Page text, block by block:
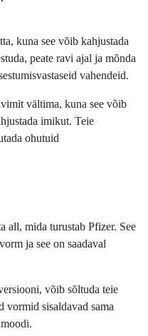
kuna see võib kahjustada
peate ravi ajal ja mõnda
vahendeid.
vältima, kuna see võib
imikut. Teie
ohutuid
mida turustab Pfizer. See
ja see on saadaval
võib sõltuda teie
vormid sisaldavad sama